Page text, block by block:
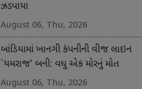
ઝડપાયા
August 06, Thu, 2026
બાંડિયામાં ખાનગી કંપનીની વીજ લાઇન
`યમરાજ' બની: વધુ એક મોરનું મોત
August 06, Thu, 2026